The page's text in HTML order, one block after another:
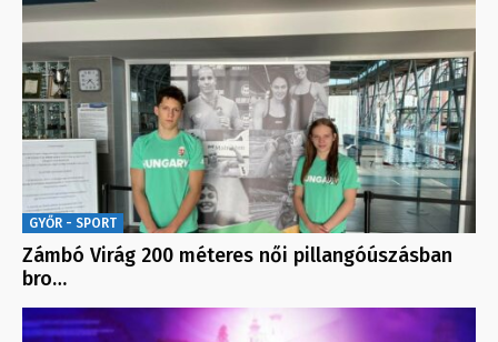
GYŐR - SPORT
Zámbó Virág 200 méteres női pillangóúszásban
bro…